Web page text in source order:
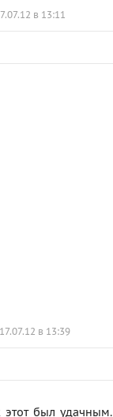
в 13:11
17.07.12 в 13:39
этот был удачным.